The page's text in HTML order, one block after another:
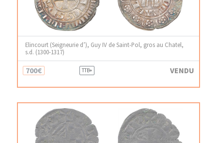
Elincourt (Seigneurie d’), Guy IV de Saint-Pol, gros au Chatel,
s.d. (1300-1317)
700€ TTB+ VENDU